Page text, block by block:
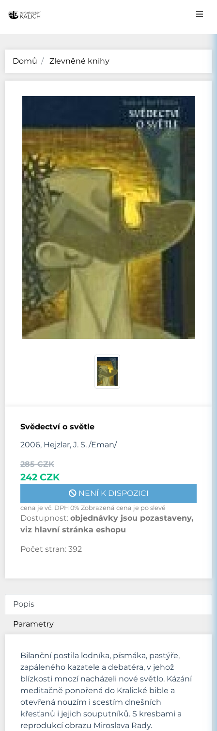
Domů Zlevněné knihy
Svědectví o světle
2006, Hejzlar, J. S. /Eman/
285 CZK
242 CZK
NENÍ K DISPOZICI
cena je vč. DPH 0% Zobrazená cena je po slevě
Dostupnost: objednávky jsou pozastaveny,
viz hlavní stránka eshopu
Počet stran: 392
Popis
Parametry
Bilanční postila lodníka, písmáka, pastýře,
zapáleného kazatele a debatéra, v jehož
blízkosti mnozí nacházeli nové světlo. Kázání
meditačně ponořená do Kralické bible a
otevřená nouzím i scestím dnešních
křesťanů i jejich souputníků. S kresbami a
reprodukcí obrazu Miroslava Rady.